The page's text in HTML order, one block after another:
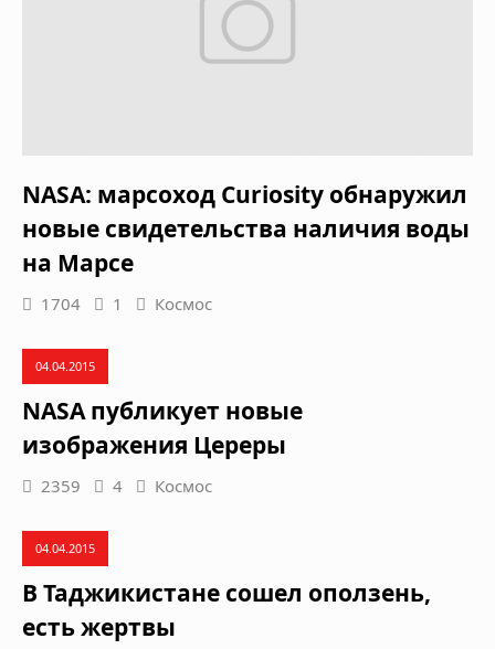
NASA: марсоход Curiosity обнаружил
новые свидетельства наличия воды
на Марсе
1704 1 Космос
04.04.2015
NASA публикует новые
изображения Цереры
2359 4 Космос
04.04.2015
В Таджикистане сошел оползень,
есть жертвы